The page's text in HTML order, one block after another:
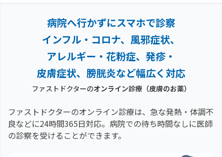
病院へ行かずにスマホで診察
インフル・コロナ、風邪症状、
アレルギー・花粉症、 発疹・
皮膚症状、膀胱炎など幅広く対応
ファストドクターのオンライン診療（皮膚のお薬）
ファストドクターのオンライン診療は、急な発熱・体調不
良などに24時間365日対応。 病院での待ち時間なしに医師
の診察を受けることができます。